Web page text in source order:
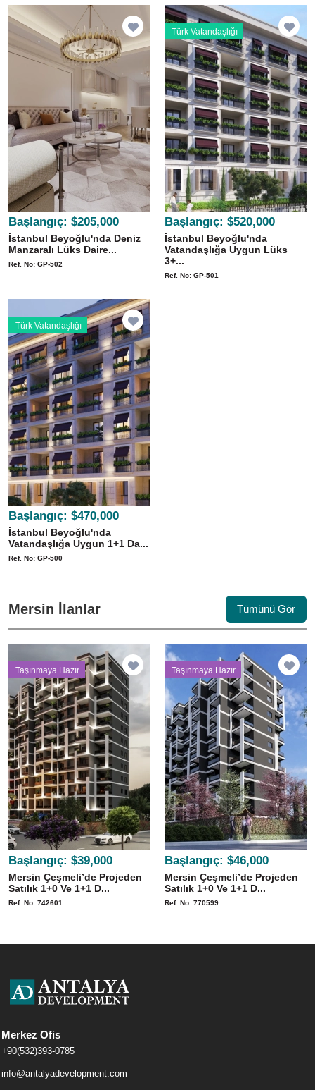
Başlangıç: $205,000
İstanbul Beyoğlu'nda Deniz
Manzaralı Lüks Daire...
Ref. No: GP-502
Türk Vatandaşlığı
Başlangıç: $520,000
İstanbul Beyoğlu'nda
Vatandaşlığa Uygun Lüks
3+...
Ref. No: GP-501
Türk Vatandaşlığı
Başlangıç: $470,000
İstanbul Beyoğlu'nda
Vatandaşlığa Uygun 1+1 Da...
Ref. No: GP-500
Mersin İlanlar Tümünü Gör
Taşınmaya Hazır
Başlangıç: $39,000
Mersin Çeşmeli’de Projeden
Satılık 1+0 Ve 1+1 D...
Ref. No: 742601
Taşınmaya Hazır
Başlangıç: $46,000
Mersin Çeşmeli’de Projeden
Satılık 1+0 Ve 1+1 D...
Ref. No: 770599
Merkez Ofis
+90(532)393-0785
info@antalyadevelopment.com